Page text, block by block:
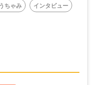
ちゃみ
インタビュー